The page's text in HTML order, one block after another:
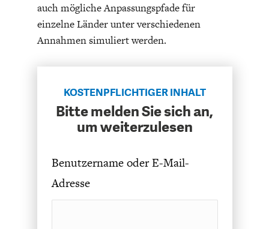
auch mögliche Anpassungspfade für
einzelne Länder unter verschiedenen
Annahmen simuliert werden.
KOSTENPFLICHTIGER INHALT
Bitte melden Sie sich an,
um weiterzulesen
Benutzername oder E-Mail-
Adresse